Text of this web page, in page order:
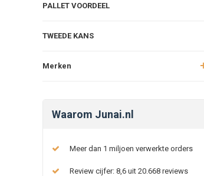
PALLET VOORDEEL
TWEEDE KANS
Merken
Waarom Junai.nl
Meer dan 1 miljoen verwerkte orders
Review cijfer: 8,6 uit 20.668 reviews